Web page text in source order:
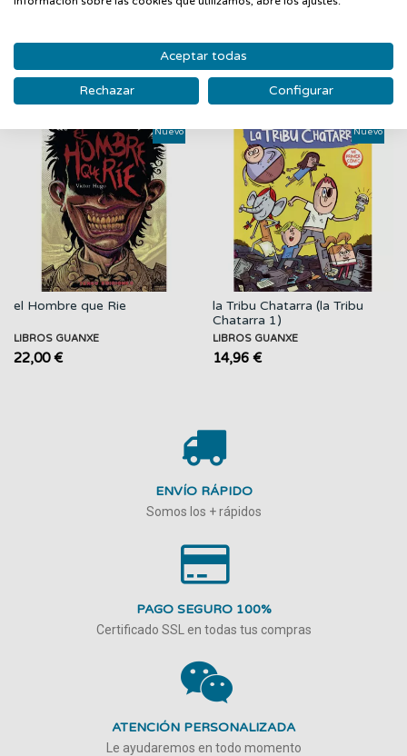
PRODUCTOS RELACIONADOS
Nuevo
el Hombre que Rie
LIBROS GUANXE
22,00 €
Nuevo
la Tribu Chatarra (la Tribu
Chatarra 1)
LIBROS GUANXE
14,96 €
ENVÍO RÁPIDO
Somos los + rápidos
PAGO SEGURO 100%
Certificado SSL en todas tus compras
ATENCIÓN PERSONALIZADA
Le ayudaremos en todo momento
Aceptar todas
Rechazar Configurar